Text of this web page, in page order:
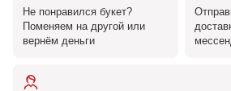
Не понравился букет?
Поменяем на другой или
вернём деньги